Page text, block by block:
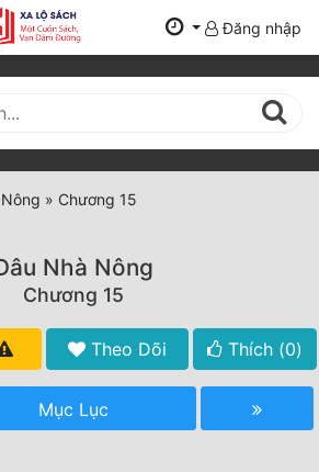
Đăng nhập
» Chương 15
Nhà Nông
Chương 15
Theo Dõi Thích (0)
Mục Lục